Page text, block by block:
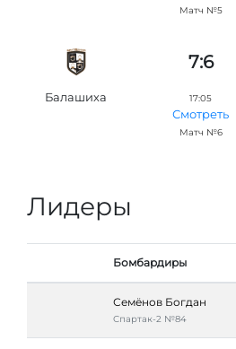
Матч №5
7:6
Балашиха 17:05
Смотреть
Матч №6
Лидеры
Бомбардиры
Семёнов Богдан
Спартак-2 №84